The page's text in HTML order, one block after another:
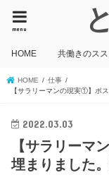
menu
HOME 共働きのスス
HOME
仕事
【サラリーマンの現実①】ポ
2022.03.03
【サラリーマ
埋まりました